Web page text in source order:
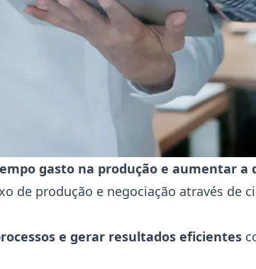
gasto na produção e aumentar a
de produção e negociação através de
e gerar resultados eficientes